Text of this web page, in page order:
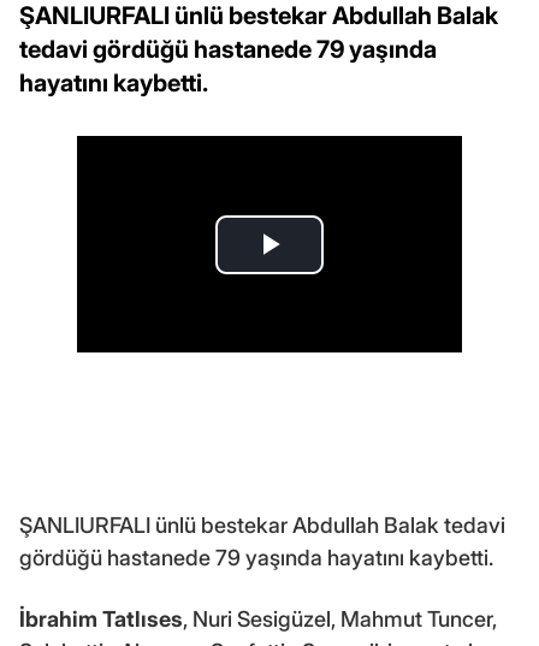
ŞANLIURFALI ünlü bestekar Abdullah Balak
tedavi gördüğü hastanede 79 yaşında
hayatını kaybetti.
ŞANLIURFALI ünlü bestekar Abdullah Balak tedavi
gördüğü hastanede 79 yaşında hayatını kaybetti.
İbrahim Tatlıses, Nuri Sesigüzel, Mahmut Tuncer,